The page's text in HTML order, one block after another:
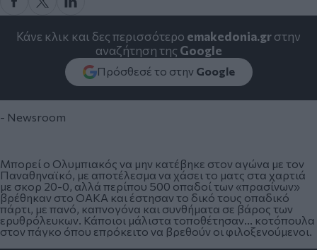
Κάνε κλικ και δες περισσότερο emakedonia.grστην
αναζήτηση της Google
Πρόσθεσέ το στην Google
- Newsroom
Μπορεί ο Ολυμπιακός να μην κατέβηκε στον αγώνα με τον
Παναθηναϊκό, με αποτέλεσμα να χάσει το ματς στα χαρτιά
με σκορ 20-0, αλλά περίπου 500 οπαδοί των «πρασίνων»
βρέθηκαν στο ΟΑΚΑ και έστησαν το δικό τους οπαδικό
πάρτι, με πανό, καπνογόνα και συνθήματα σε βάρος των
ερυθρόλευκων. Κάποιοι μάλιστα τοποθέτησαν... κοτόπουλα
στον πάγκο όπου επρόκειτο να βρεθούν οι φιλοξενούμενοι.